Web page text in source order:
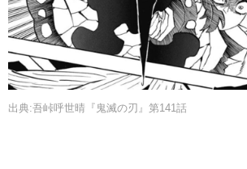
出典:吾峠呼世晴『鬼滅の刃』第141話